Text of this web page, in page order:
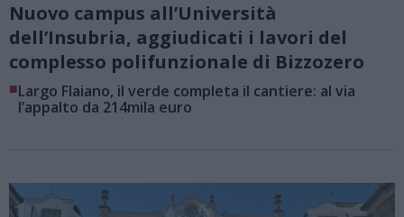
Nuovo campus all’Università
dell’Insubria, aggiudicati i lavori del
complesso polifunzionale di Bizzozero
■Largo Flaiano, il verde completa il cantiere: al via
l’appalto da 214mila euro